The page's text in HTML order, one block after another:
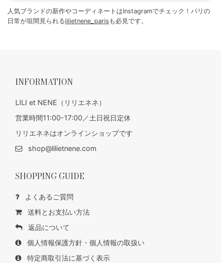
人気ブランドの新作やコーディネートはInstagramでチェック！パリの
日常が垣間見られるlilietnene_paris も必見です。
INFORMATION
LILI et NENE（リリエネネ）
営業時間11:00-17:00／土日祝日定休
リリエネネはオンラインショップです
shop@lilietnene.com
SHOPPING GUIDE
よくあるご質問
送料とお支払い方法
返品について
個人情報保護方針・個人情報の取扱い
特定商取引法に基づく表示